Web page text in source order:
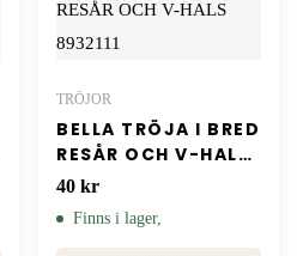
TRÖJOR
BELLA TRÖJA I BRED
RESÅR OCH V-HALS
8932111
40 kr
Finns i lager,